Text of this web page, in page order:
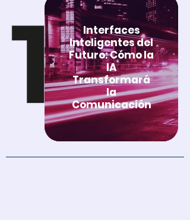
Interfaces
Inteligentes del
Futuro: Cómo la
IA
Transformará
la
Comunicación